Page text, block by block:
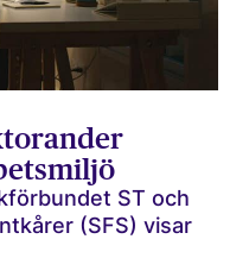
ST och
(SFS) visar